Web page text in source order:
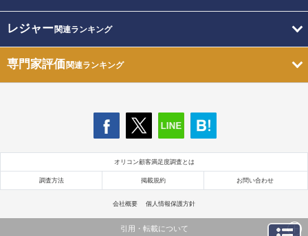
レジャー関連ランキング
専門家評価関連ランキング
オリコン顧客満足度調査とは
調査方法 掲載規約 お問い合わせ
会社概要 個人情報保護方針
引用・転載について